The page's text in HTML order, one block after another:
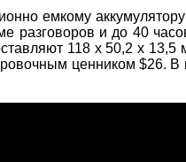
емкому
разговоров и до 40
118 х 50,2 х
ценником $26.